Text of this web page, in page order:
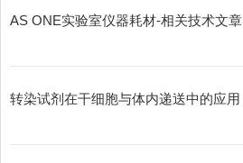
AS ONE实验室仪器耗材-相关技术文章
转染试剂在干细胞与体内递送中的应用